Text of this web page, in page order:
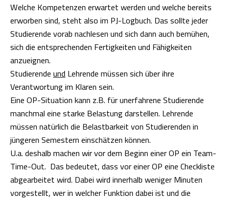
Welche Kompetenzen erwartet werden und welche bereits
erworben sind, steht also im PJ-Logbuch. Das sollte jeder
Studierende vorab nachlesen und sich dann auch bemühen,
sich die entsprechenden Fertigkeiten und Fähigkeiten
anzueignen.
Studierende und Lehrende müssen sich über ihre
Verantwortung im Klaren sein.
Eine OP-Situation kann z.B. für unerfahrene Studierende
manchmal eine starke Belastung darstellen. Lehrende
müssen natürlich die Belastbarkeit von Studierenden in
jüngeren Semestern einschätzen können.
U.a. deshalb machen wir vor dem Beginn einer OP ein Team-
Time-Out. Das bedeutet, dass vor einer OP eine Checkliste
abgearbeitet wird. Dabei wird innerhalb weniger Minuten
vorgestellt, wer in welcher Funktion dabei ist und die